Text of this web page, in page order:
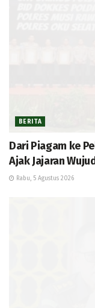
BERITA
Dari Piagam ke
Ajak Jajaran
Rabu, 5 Agustus 2026